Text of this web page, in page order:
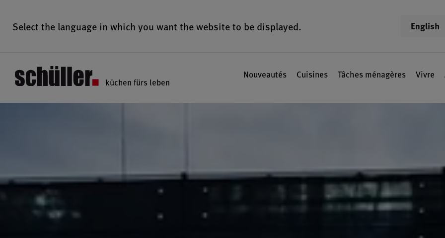
Select the language in which you want the website to be displayed. English
küchen fürs leben
Nouveautés Cuisines Tâches ménagères Vivre